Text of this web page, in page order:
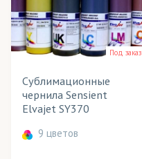
Под заказ
Сублимационные
чернила Sensient
Elvajet SY370
9 цветов